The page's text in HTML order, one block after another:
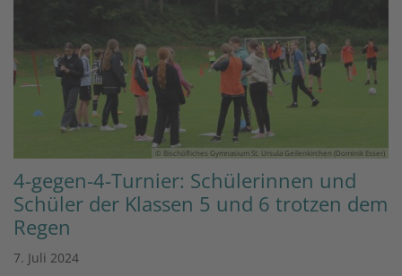
© Bischöfliches Gymnasium St. Ursula Geilenkirchen (Dominik Esser)
4-gegen-4-Turnier: Schülerinnen und
Schüler der Klassen 5 und 6 trotzen dem
Regen
7. Juli 2024